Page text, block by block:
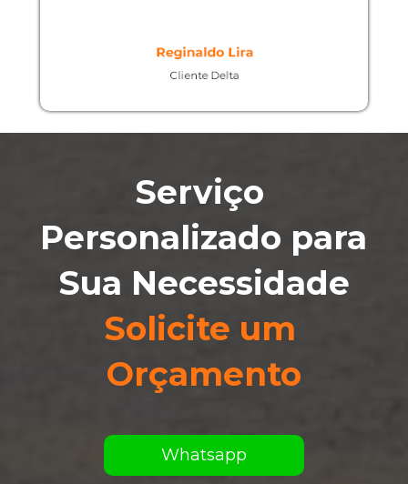
Serviço
Personalizado para
Sua Necessidade
Solicite um
Orçamento
Whatsapp